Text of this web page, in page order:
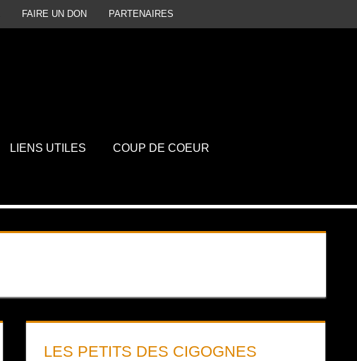
FAIRE UN DON PARTENAIRES
LIENS UTILES COUP DE COEUR
LES PETITS DES CIGOGNES